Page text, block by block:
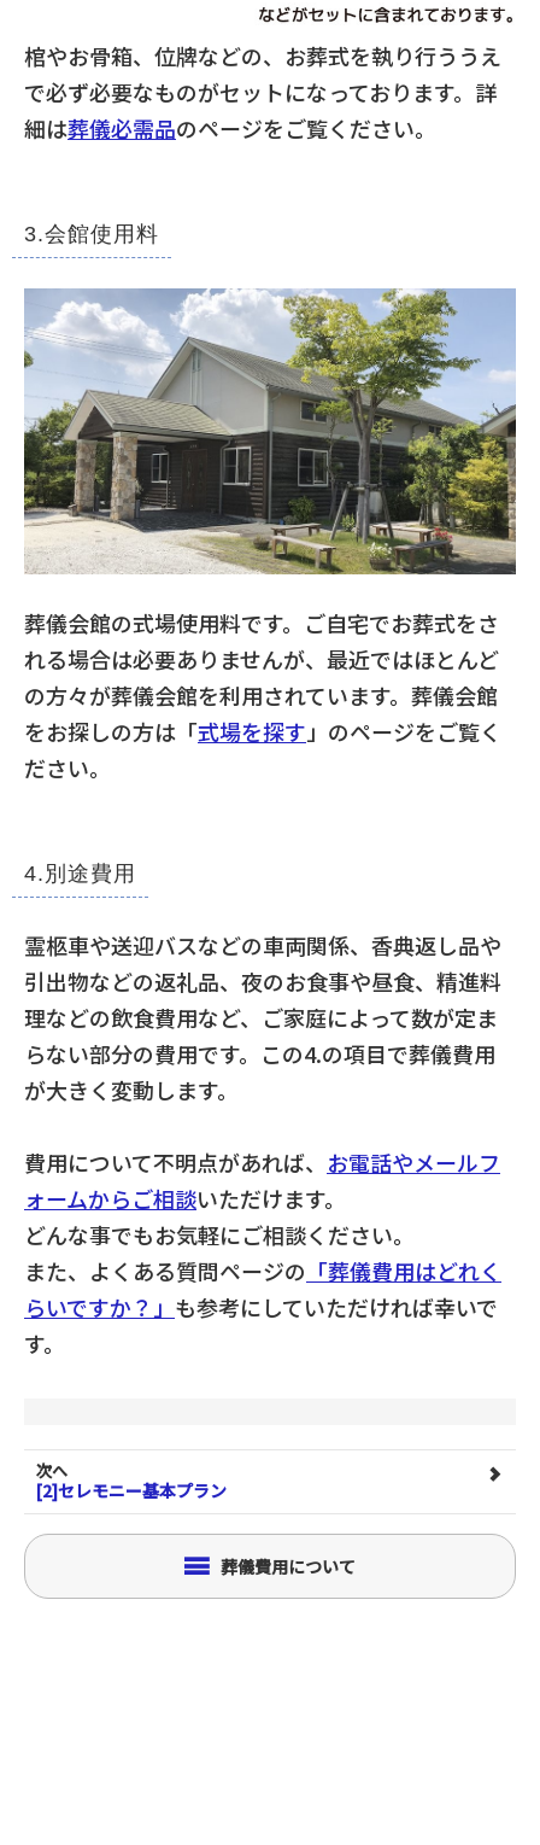
棺やお骨箱、位牌などの、お葬式を執り行ううえ
で必ず必要なものがセットになっております。詳
細は葬儀必需品のページをご覧ください。
3.会館使用料
葬儀会館の式場使用料です。ご自宅でお葬式をさ
れる場合は必要ありませんが、最近ではほとんど
の方々が葬儀会館を利用されています。葬儀会館
をお探しの方は「式場を探す 」のページをご覧く
ださい。
4.別途費用
霊柩車や送迎バスなどの車両関係、香典返し品や
引出物などの返礼品、夜のお食事や昼食、精進料
理などの飲食費用など、ご家庭によって数が定ま
らない部分の費用です。この4.の項目で葬儀費用
が大きく変動します。
費用について不明点があれば、 お電話やメールフ
ォームからご相談いただけます。
どんな事でもお気軽にご相談ください。
また、よくある質問ページの 「葬儀費用はどれく
らいですか？」 も参考にしていただければ幸いで
す。
次へ
[2]セレモニー基本プラン
葬儀費用について